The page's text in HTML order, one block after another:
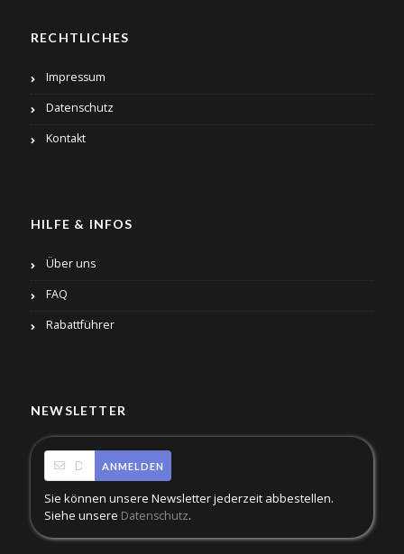
RECHTLICHES
Impressum
Datenschutz
Kontakt
HILFE & INFOS
Über uns
FAQ
Rabattführer
NEWSLETTER
ANMELDEN
Sie können unsere Newsletter jederzeit abbestellen.
Siehe unsere Datenschutz.